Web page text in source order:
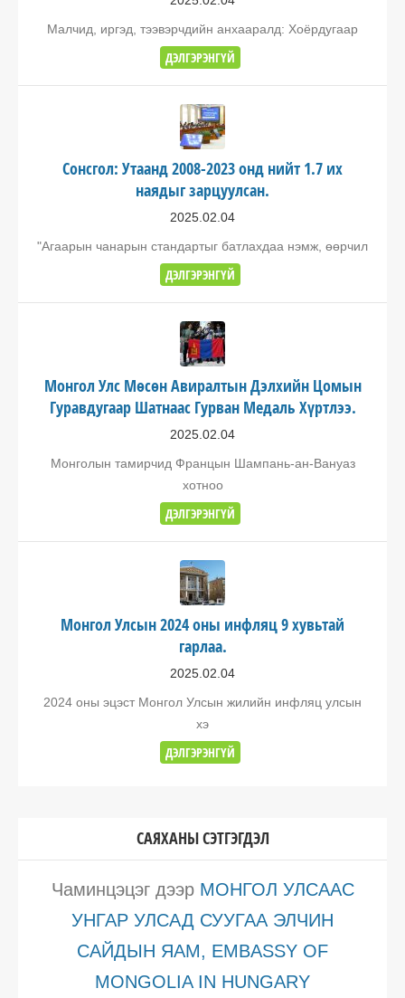
Малчид, иргэд, тээвэрчдийн анхааралд: Хоёрдугаар
ДЭЛГЭРЭНГҮЙ
Сонсгол: Утаанд 2008-2023 онд нийт 1.7 их
наядыг зарцуулсан.
2025.02.04
"Агаарын чанарын стандартыг батлахдаа нэмж, өөрчил
ДЭЛГЭРЭНГҮЙ
Монгол Улс Мөсөн Авиралтын Дэлхийн Цомын
Гуравдугаар Шатнаас Гурван Медаль Хүртлээ.
2025.02.04
Монголын тамирчид Францын Шампань-ан-Вануаз
хотноо
ДЭЛГЭРЭНГҮЙ
Монгол Улсын 2024 оны инфляц 9 хувьтай
гарлаа.
2025.02.04
2024 оны эцэст Монгол Улсын жилийн инфляц улсын
хэ
ДЭЛГЭРЭНГҮЙ
САЯХАНЫ СЭТГЭГДЭЛ
Чаминцэцэгдээр МОНГОЛ УЛСААС
УНГАР УЛСАД СУУГАА ЭЛЧИН
САЙДЫН ЯАМ, EMBASSY OF
MONGOLIA IN HUNGARY